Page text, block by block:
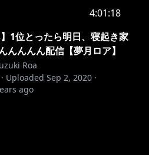
4:01:18
1位とったら明日、寝起き家
んんんん配信【夢月ロア】
Roa
Uploaded Sep 2, 2020 ·
ago